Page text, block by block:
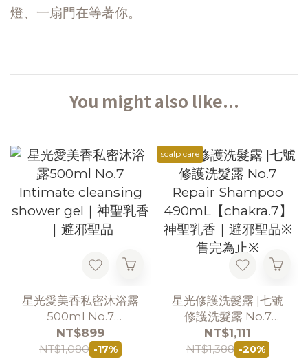
燈、一扇門在等著你。
You might also like...
星光愛美香私密沐浴露
500ml No.7
Intimate cleansing
shower gel｜神聖乳
NT$899
NT$1,080 -17%
scalp care
星光修護洗髮露 |七號
修護洗髮露 No.7
Repair Shampoo
490mL【chakra.7】
NT$1,111
NT$1,388 -20%